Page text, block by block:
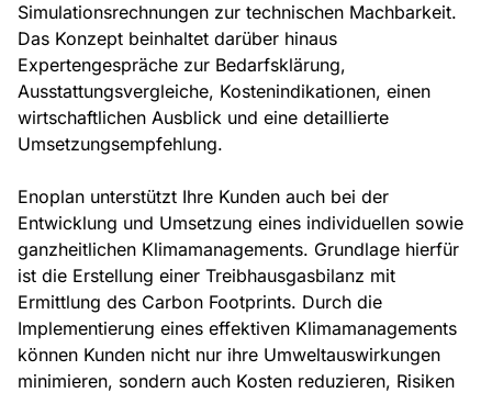
Simulationsrechnungen zur technischen Machbarkeit.
Das Konzept beinhaltet darüber hinaus
Expertengespräche zur Bedarfsklärung,
Ausstattungsvergleiche, Kostenindikationen, einen
wirtschaftlichen Ausblick und eine detaillierte
Umsetzungsempfehlung.
Enoplan unterstützt Ihre Kunden auch bei der
Entwicklung und Umsetzung eines individuellen sowie
ganzheitlichen Klimamanagements. Grundlage hierfür
ist die Erstellung einer Treibhausgasbilanz mit
Ermittlung des Carbon Footprints. Durch die
Implementierung eines effektiven Klimamanagements
können Kunden nicht nur ihre Umweltauswirkungen
minimieren, sondern auch Kosten reduzieren, Risiken